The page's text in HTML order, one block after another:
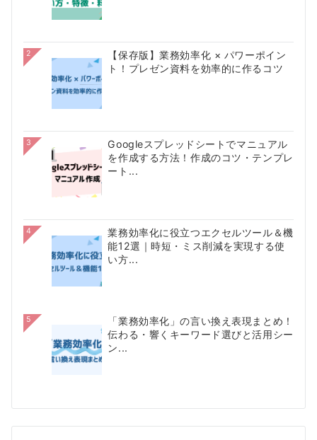
2
【保存版】業務効率化 × パワーポイン
ト！プレゼン資料を効率的に作るコツ
3
Googleスプレッドシートでマニュアル
を作成する方法！作成のコツ・テンプレ
ート...
4
業務効率化に役立つエクセルツール＆機
能12選｜時短・ミス削減を実現する使
い方...
5
「業務効率化」の言い換え表現まとめ！
伝わる・響くキーワード選びと活用シー
ン...